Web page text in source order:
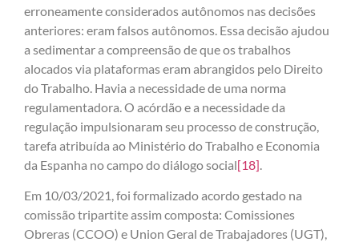
erroneamente considerados autônomos nas decisões
anteriores: eram falsos autônomos. Essa decisão ajudou
a sedimentar a compreensão de que os trabalhos
alocados via plataformas eram abrangidos pelo Direito
do Trabalho. Havia a necessidade de uma norma
regulamentadora. O acórdão e a necessidade da
regulação impulsionaram seu processo de construção,
tarefa atribuída ao Ministério do Trabalho e Economia
da Espanha no campo do diálogo social[18]
Em 10/03/2021, foi formalizado acordo gestado na
comissão tripartite assim composta: Comissiones
Obreras (CCOO) e Union Geral de Trabajadores (UGT),